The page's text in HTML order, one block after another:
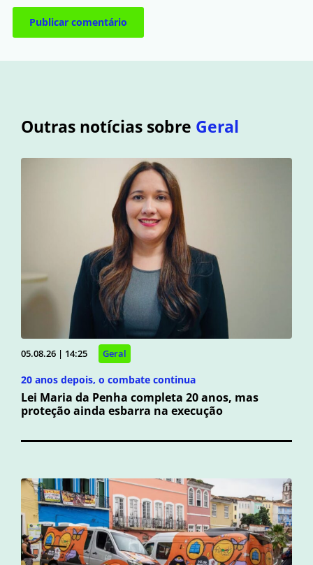
Outras notícias sobre Geral
05.08.26 | 14:25 Geral
20 anos depois, o combate continua
Lei Maria da Penha completa 20 anos, mas
proteção ainda esbarra na execução